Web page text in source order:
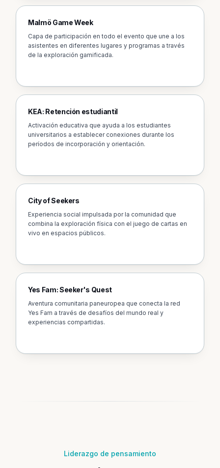
Malmö Game Week
Capa de participación en todo el evento que une a los
asistentes en diferentes lugares y programas a través
de la exploración gamificada.
KEA: Retención estudiantil
Activación educativa que ayuda a los estudiantes
universitarios a establecer conexiones durante los
períodos de incorporación y orientación.
City of Seekers
Experiencia social impulsada por la comunidad que
combina la exploración física con el juego de cartas en
vivo en espacios públicos.
Yes Fam: Seeker's Quest
Aventura comunitaria paneuropea que conecta la red
Yes Fam a través de desafíos del mundo real y
experiencias compartidas.
Liderazgo de pensamiento